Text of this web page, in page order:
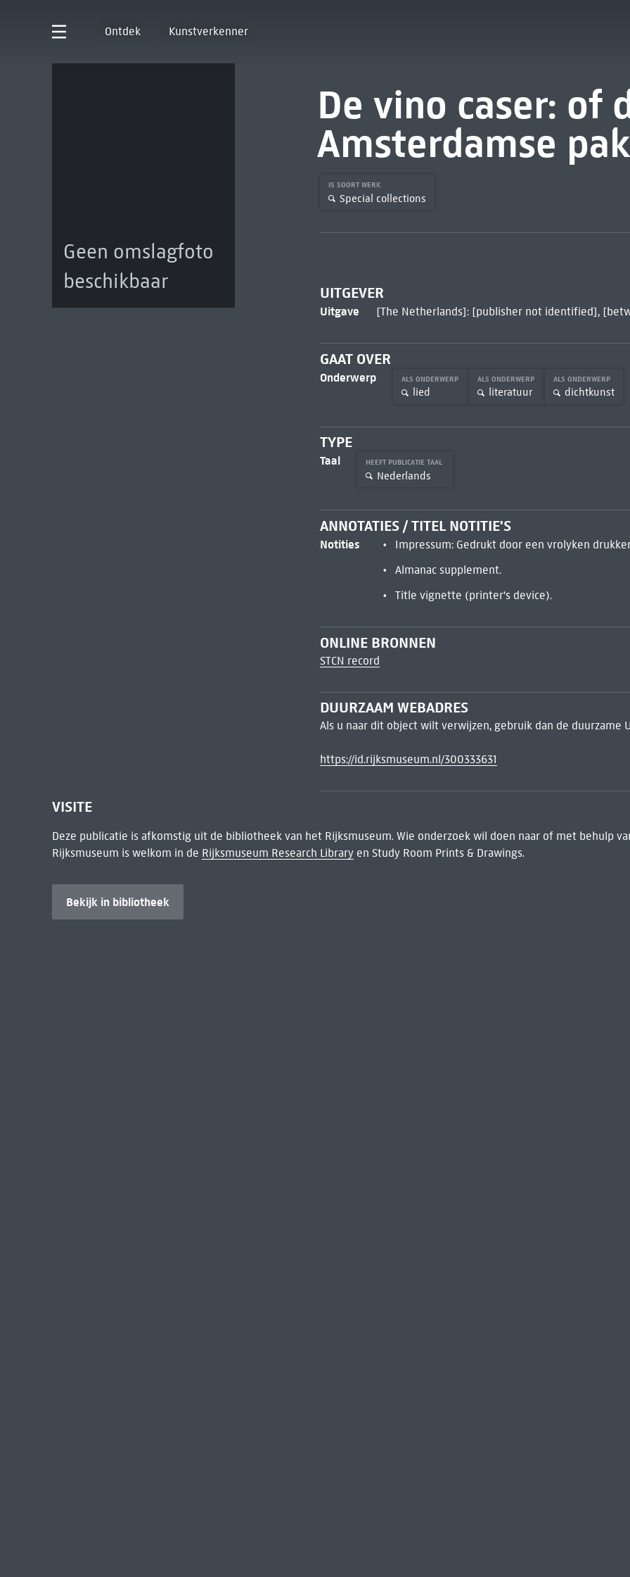
Ontdek Kunstverkenner
Geen omslagfoto
beschikbaar
De vino caser: of
Amsterdamse
IS SOORT WERK
Special collections
UITGEVER
Uitgave [The Netherlands]: [publisher not identified],
GAAT OVER
Onderwerp ALS ONDERWERP
lied
ALS ONDERWERP
literatuur
ALS ONDERWERP
dichtkunst
TYPE
Taal HEEFT PUBLICATIE TAAL
Nederlands
ANNOTATIES / TITEL NOTITIE'S
Notities
Impressum: Gedrukt door een vrolyken
Almanac supplement.
Title vignette (printer's device).
ONLINE BRONNEN
STCN record
DUURZAAM WEBADRES
Als u naar dit object wilt verwijzen, gebruik dan de duurzame
https://id.rijksmuseum.nl/300333631
VISITE
Deze publicatie is afkomstig uit de bibliotheek van het Rijksmuseum. Wie onderzoek wil doen naar of met behulp
Rijksmuseum is welkom in de Rijksmuseum Research Libraryen Study Room Prints & Drawings.
Bekijk in bibliotheek